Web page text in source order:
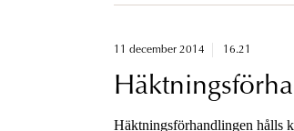
11 december 2014 16.21
Häktningsförhandlingen hålls